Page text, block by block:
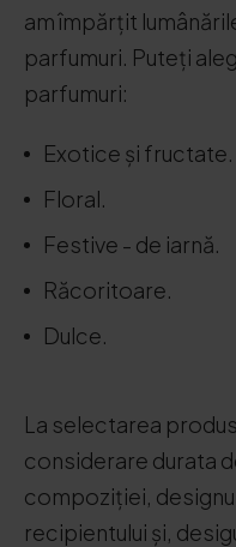
am împărțit
parfumuri. Puteți
parfumuri:
Exotice și fructate.
Floral.
Festive - de iarnă.
Răcoritoare.
Dulce.
La selectarea
considerare durata
compoziției,
recipientului și,